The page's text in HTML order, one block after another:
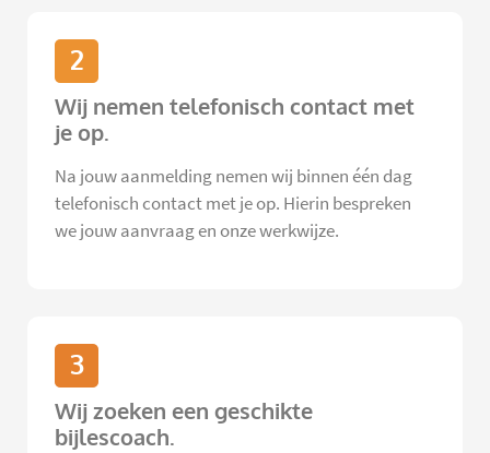
2
Wij nemen telefonisch contact met
je op.
Na jouw aanmelding nemen wij binnen één dag
telefonisch contact met je op. Hierin bespreken
we jouw aanvraag en onze werkwijze.
3
Wij zoeken een geschikte
bijlescoach.